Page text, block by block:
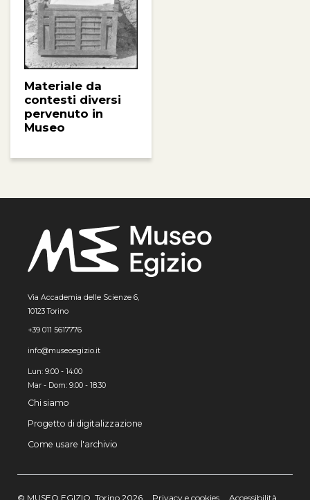
Materiale da
contesti diversi
pervenuto in
Museo
Via Accademia delle Scienze 6,
10123 Torino
+39 011 5617776
info@museoegizio.it
Lun: 9:00 - 14:00
Mar - Dom: 9.00 - 18.30
Chi siamo
Progetto di digitalizzazione
Come usare l'archivio
© MUSEO EGIZIO, Torino 2026 Privacy e cookies Accessibilità